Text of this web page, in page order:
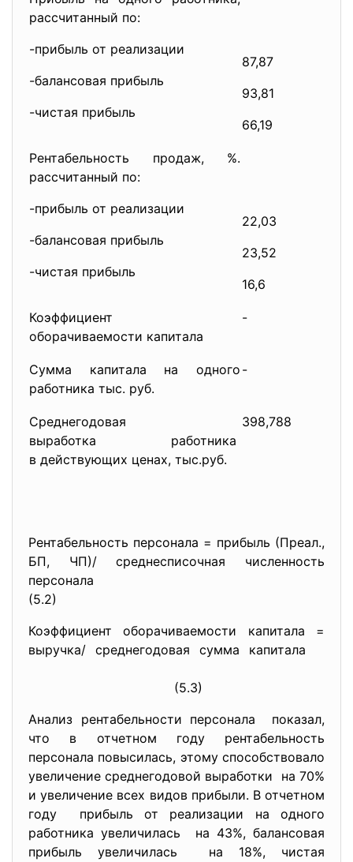
рассчитанный по:
-прибыль от реализации
-балансовая прибыль
-чистая прибыль
87,87
93,81
66,19
Рентабельность продаж, %.
рассчитанный по:
-прибыль от реализации
-балансовая прибыль
-чистая прибыль
22,03
23,52
16,6
Коэффициент
оборачиваемости капитала
-
Сумма капитала на одного
работника тыс. руб.
-
Среднегодовая
выработка работника
в действующих ценах, тыс.руб.
398,788
Рентабельность персонала = прибыль (Преал.,
БП, ЧП)/ среднесписочная численность
персонала
(5.2)
Коэффициент оборачиваемости капитала =
выручка/ среднегодовая сумма капитала
(5.3)
Анализ рентабельности персонала показал,
что в отчетном году рентабельность
персонала повысилась, этому способствовало
увеличение среднегодовой выработки на 70%
и увеличение всех видов прибыли. В отчетном
году прибыль от реализации на одного
работника увеличилась на 43%, балансовая
прибыль увеличилась на 18%, чистая